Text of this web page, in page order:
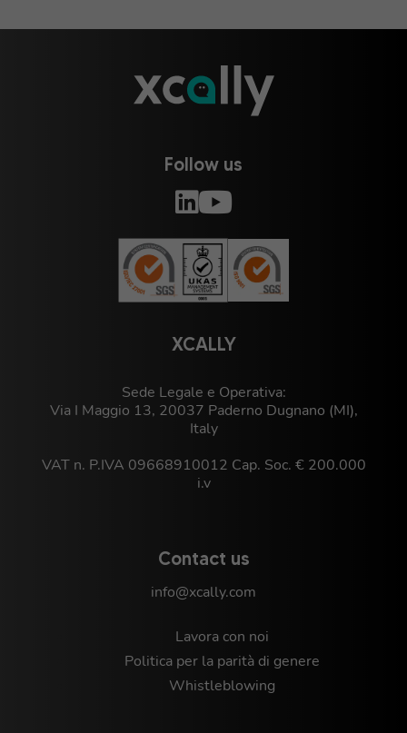
XCALLY
Sede Legale e Operativa:
Via I Maggio 13, 20037 Paderno Dugnano (MI),
Italy
VAT n. P.IVA 09668910012 Cap. Soc. € 200.000
i.v
Contact us
info@xcally.com
Lavora con noi
Politica per la parità di genere
Whistleblowing
Follow us